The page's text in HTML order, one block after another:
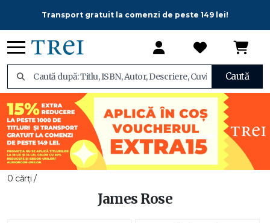
Transport gratuit la comenzi de peste 149 lei!
Caută
0 cărți /
James Rose